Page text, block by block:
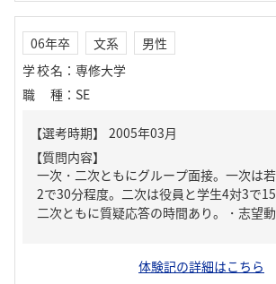
06年卒 文系
男性
学校名 ： 専修大学
職種 ： SE
【質問内容】
一次・二次ともにグループ面接。一次は
2で30分程度。二次は役員と学生4対3で
二次ともに質疑応答の時間あり。・志望
体験記の詳細はこちら